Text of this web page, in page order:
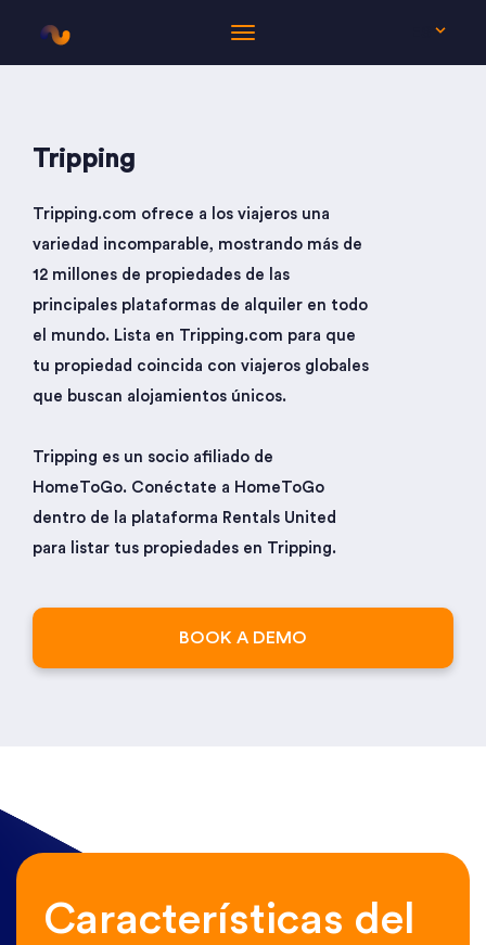
Tripping
Tripping.com ofrece a los viajeros una
variedad incomparable, mostrando más de
12 millones de propiedades de las
principales plataformas de alquiler en todo
el mundo. Lista en Tripping.com para que
tu propiedad coincida con viajeros globales
que buscan alojamientos únicos.
Tripping es un socio afiliado de
HomeToGo. Conéctate a HomeToGo
dentro de la plataforma Rentals United
para listar tus propiedades en Tripping.
BOOK A DEMO
Características del